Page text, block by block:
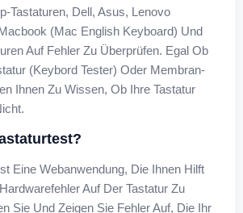
Tastaturen, Dell, Asus, Lenovo
(Mac English Keyboard) Und
Auf Fehler Zu Überprüfen. Egal Ob
(Keybord Tester) Oder Membran-
Ihnen Zu Wissen, Ob Ihre Tastatur
Eine Webanwendung, Die Ihnen Hilft
Auf Der Tastatur Zu
Sie Und Zeigen Sie Fehler Auf, Die Ihr